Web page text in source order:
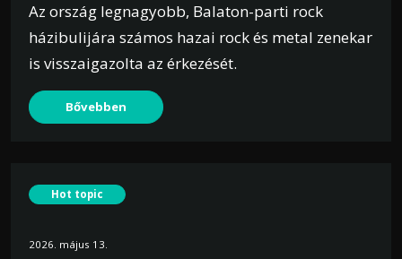
Az ország legnagyobb, Balaton-parti rock
házibulijára számos hazai rock és metal zenekar
is visszaigazolta az érkezését.
Bővebben
Hot topic
2026. május 13.